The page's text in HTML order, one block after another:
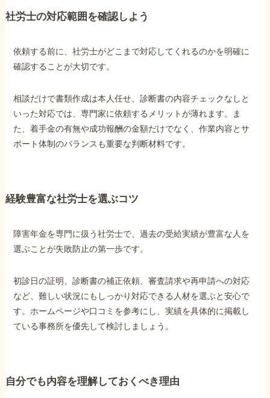
社労士の対応範囲を確認しよう
依頼する前に、社労士がどこまで対応してくれるのかを明確に
確認することが大切です。
相談だけで書類作成は本人任せ、診断書の内容チェックなしと
いった対応では、専門家に依頼するメリットが薄れます。ま
た、着手金の有無や成功報酬の金額だけでなく、作業内容とサ
ポート体制のバランスも重要な判断材料です。
経験豊富な社労士を選ぶコツ
障害年金を専門に扱う社労士で、過去の受給実績が豊富な人を
選ぶことが失敗防止の第一歩です。
初診日の証明、診断書の補正依頼、審査請求や再申請への対応
など、難しい状況にもしっかり対応できる人材を選ぶと安心で
す。ホームページや口コミを参考にし、実績を具体的に掲載し
ている事務所を優先して検討しましょう。
自分でも内容を理解しておくべき理由